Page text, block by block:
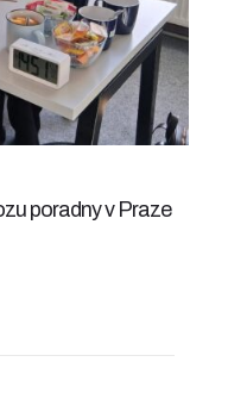
poradny v Praze